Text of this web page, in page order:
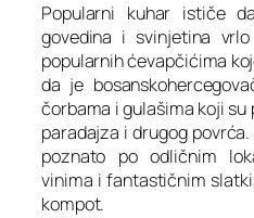
Popularni kuhar ističe
govedina i svinjetina
popularnih ćevapčićima
da je
čorbama i gulašima koji su
paradajza i drugog
poznato po odličnim
vinima i fantastičnim
kompot.